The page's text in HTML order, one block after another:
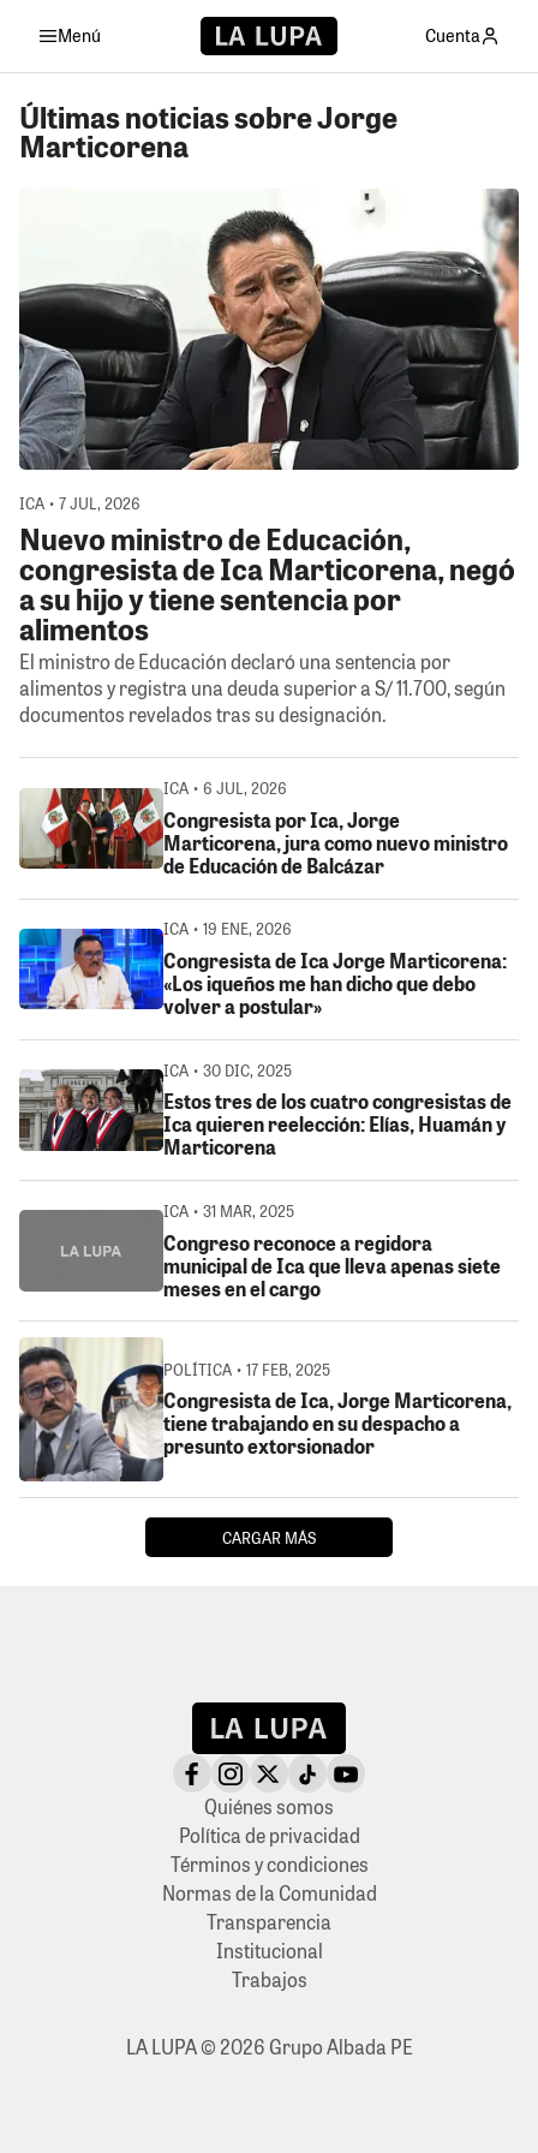
Menú Cuenta
Últimas noticias sobre Jorge
Marticorena
ICA • 7 JUL, 2026
Nuevo ministro de Educación,
congresista de Ica Marticorena, negó
a su hijo y tiene sentencia por
alimentos
El ministro de Educación declaró una sentencia por
alimentos y registra una deuda superior a S/ 11.700, según
documentos revelados tras su designación.
ICA • 6 JUL, 2026
Congresista por Ica, Jorge
Marticorena, jura como nuevo ministro
de Educación de Balcázar
ICA • 19 ENE, 2026
Congresista de Ica Jorge Marticorena:
«Los iqueños me han dicho que debo
volver a postular»
ICA • 30 DIC, 2025
Estos tres de los cuatro congresistas de
Ica quieren reelección: Elías, Huamán y
Marticorena
ICA • 31 MAR, 2025
Congreso reconoce a regidora
municipal de Ica que lleva apenas siete
meses en el cargo
POLÍTICA • 17 FEB, 2025
Congresista de Ica, Jorge Marticorena,
tiene trabajando en su despacho a
presunto extorsionador
CARGAR MÁS
Quiénes somos
Política de privacidad
Términos y condiciones
Normas de la Comunidad
Transparencia
Institucional
Trabajos
LA LUPA © 2026 Grupo Albada PE